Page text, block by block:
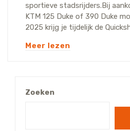
sportieve stadsrijders.Bij
KTM 125 Duke of 390 Duke
2025 krijg je tijdelijk de
Meer lezen
Zoeken